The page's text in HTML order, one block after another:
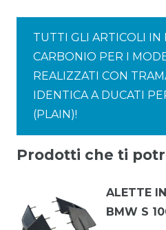
TUTTI GLI ARTICOLI IN
CARBONIO PER I
REALIZZATI CON
IDENTICA A DUCATI
(PLAIN)!
Prodotti che ti
ALETTE
BMW S